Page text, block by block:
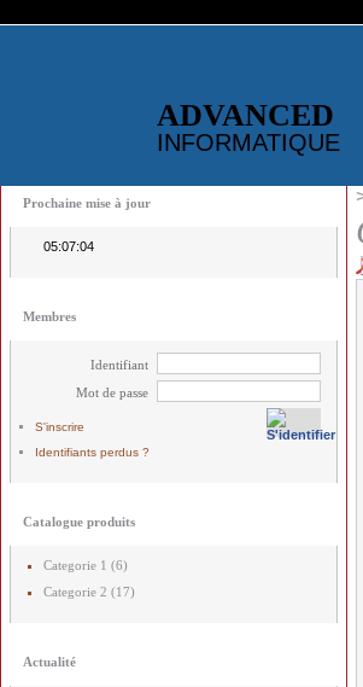
ADVANCED
INFORMATIQUE
Prochaine mise à jour
05:07:04
Membres
Identifiant
Mot de passe
S'inscrire
Identifiants perdus ?
Catalogue produits
Categorie 1 (6)
Categorie 2 (17)
Actualité